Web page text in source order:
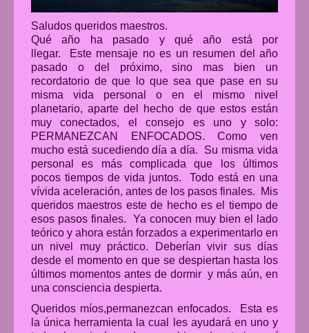
Saludos queridos maestros.
Qué año ha pasado y qué año está por
llegar. Este mensaje no es un resumen del año
pasado o del próximo, sino mas bien un
recordatorio de que lo que sea que pase en su
misma vida personal o en el mismo nivel
planetario, aparte del hecho de que estos están
muy conectados, el consejo es uno y solo:
PERMANEZCAN ENFOCADOS. Como ven
mucho está sucediendo día a día. Su misma vida
personal es más complicada que los últimos
pocos tiempos de vida juntos. Todo está en una
vívida aceleración, antes de los pasos finales. Mis
queridos maestros este de hecho es el tiempo de
esos pasos finales. Ya conocen muy bien el lado
teórico y ahora están forzados a experimentarlo en
un nivel muy práctico. Deberían vivir sus días
desde el momento en que se despiertan hasta los
últimos momentos antes de dormir y más aún, en
una consciencia despierta.
Queridos míos,permanezcan enfocados. Esta es
la única herramienta la cual les ayudará en uno y